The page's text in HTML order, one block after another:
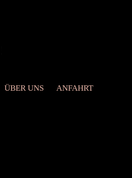
ANFAHRT
ÜBER UNS